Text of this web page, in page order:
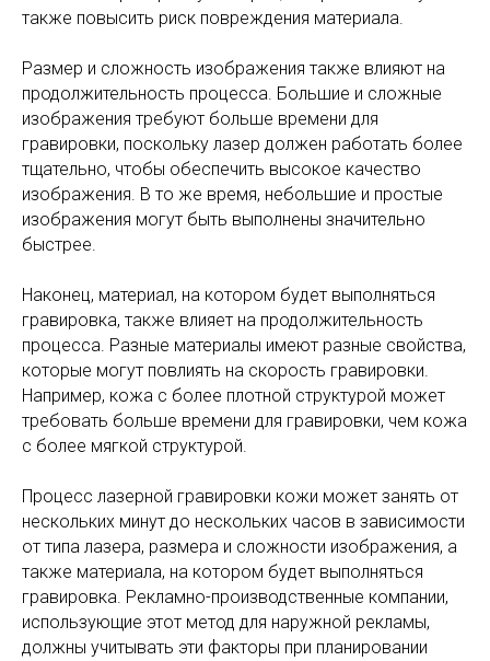
также повысить риск повреждения материала.
Размер и сложность изображения также влияют на
продолжительность процесса. Большие и сложные
изображения требуют больше времени для
гравировки, поскольку лазер должен работать более
тщательно, чтобы обеспечить высокое качество
изображения. В то же время, небольшие и простые
изображения могут быть выполнены значительно
быстрее.
Наконец, материал, на котором будет выполняться
гравировка, также влияет на продолжительность
процесса. Разные материалы имеют разные свойства,
которые могут повлиять на скорость гравировки.
Например, кожа с более плотной структурой может
требовать больше времени для гравировки, чем кожа
с более мягкой структурой.
Процесс лазерной гравировки кожи может занять от
нескольких минут до нескольких часов в зависимости
от типа лазера, размера и сложности изображения, а
также материала, на котором будет выполняться
гравировка. Рекламно-производственные компании,
использующие этот метод для наружной рекламы,
должны учитывать эти факторы при планировании